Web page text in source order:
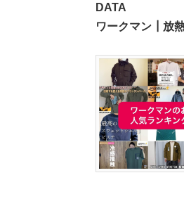
DATA
ワークマン┃放